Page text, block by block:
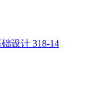
设计 318-14